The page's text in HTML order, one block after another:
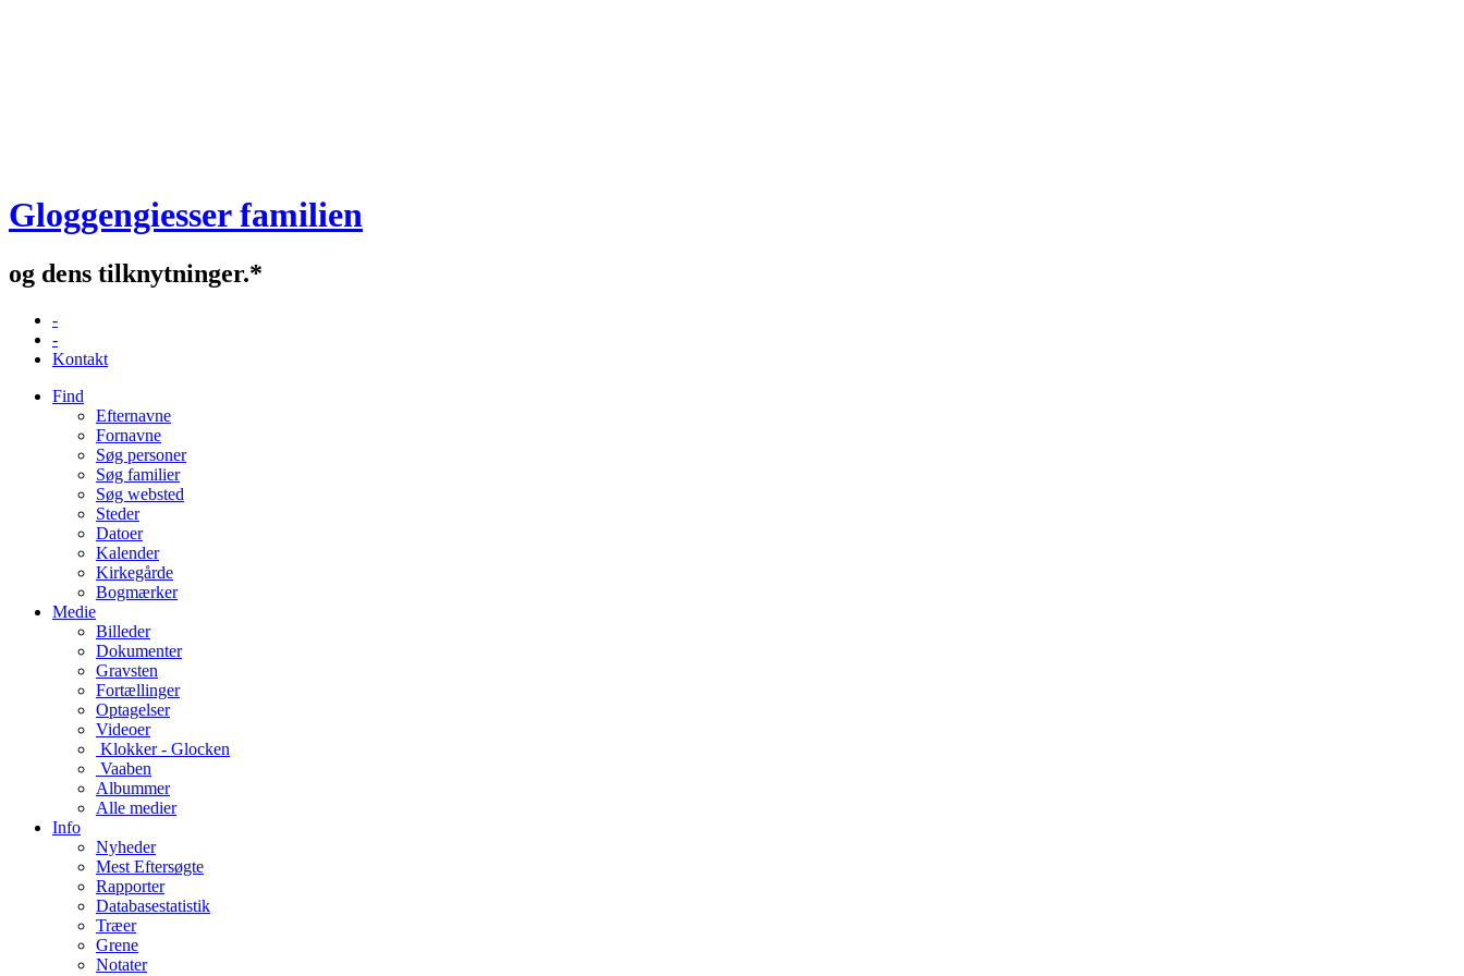
Gloggengiesser familien
og dens tilknytninger.*
-
-
Kontakt
Find
Efternavne
Fornavne
Søg personer
Søg familier
Søg websted
Steder
Datoer
Kalender
Kirkegårde
Bogmærker
Medie
Billeder
Dokumenter
Gravsten
Fortællinger
Optagelser
Videoer
Klokker - Glocken
Vaaben
Albummer
Alle medier
Info
Nyheder
Mest Eftersøgte
Rapporter
Databasestatistik
Træer
Grene
Notater